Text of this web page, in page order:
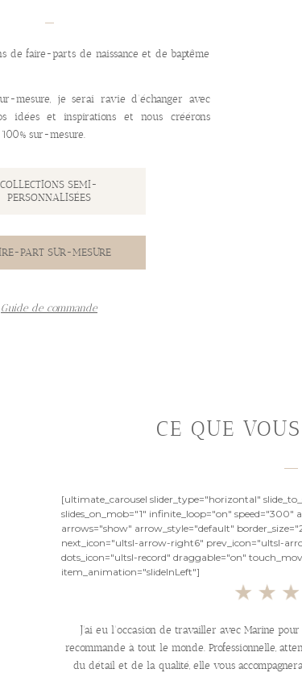
de faire-parts de naissance et de baptême
mesure, je serai ravie d’échanger avec
idées et inspirations et nous créérons
sur-mesure.
COLLECTIONS SEMI-
PERSONNALISÉES
PART SUR-MESURE
Guide de commande
CE QUE
[ultimate_carousel slider_type="horizontal"
slides_on_mob="1" infinite_loop="on"
arrows="show" arrow_style="default"
next_icon="ultsl-arrow-right6" prev_icon="ultsl-
dots_icon="ultsl-record" draggable="on"
item_animation="slideInLeft"]
J'ai eu l'occasion de travailler avec Marine
recommande à tout le monde. Professionnelle,
du détail et de la qualité, elle vous